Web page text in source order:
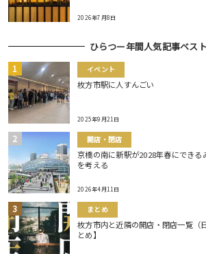
2026年7月8日
ひらつー年間人気記事ベス
イベント
枚方市駅に人すんごい
2025年9月21日
開店・閉店
京橋の南に新駅が2028年春にでき
を考える
2026年4月11日
まとめ
枚方市内と近隣の開店・閉店一覧（
とめ】